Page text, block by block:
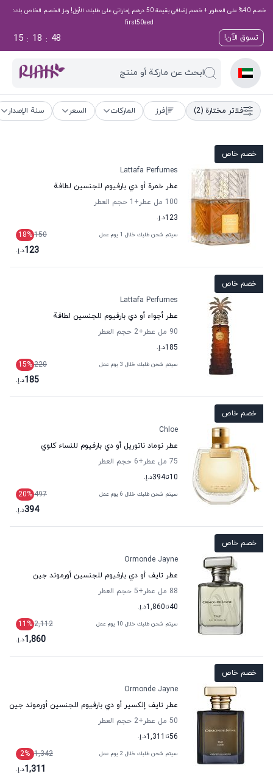
خصم 40% على العطور + خصم إضافي بقيمة 50 درهم إماراتي على طلبك الأول! رمز الخصم الخاص بك:
first50aed
تسوق الآن! 47
:
18
:
15
ابحث عن ماركة أو منتج
فلاتر مختارة (2) فرز الماركات السعر سنة الإصدار
خصم خاص
Lattafa Perfumes
عطر خمرة أو دي بارفيوم للجنسين لطافة
100 مل عطر
+1
حجم العطر
123د.إ.
سيتم شحن طلبك خلال 1 يوم عمل 150
18%
123د.إ.
خصم خاص
Lattafa Perfumes
عطر أجواء أو دي بارفيوم للجنسين لطافة
90 مل عطر
+2
حجم العطر
185د.إ.
سيتم شحن طلبك خلال 3 يوم عمل 220
15%
185د.إ.
خصم خاص
Chloe
عطر نوماد ناتوريل أو دي بارفيوم للنساء كلوي
75 مل عطر
+6
حجم العطر
10تا394د.إ.
سيتم شحن طلبك خلال 6 يوم عمل 497
20%
394د.إ.
خصم خاص
Ormonde Jayne
عطر تايف أو دي بارفيوم للجنسين أورموند جين
88 مل عطر
+5
حجم العطر
40تا1,860د.إ.
سيتم شحن طلبك خلال 10 يوم عمل 2,112
11 %
1,860د.إ.
خصم خاص
Ormonde Jayne
عطر تايف إلكسير أو دي بارفيوم للجنسين أورموند جين
50 مل عطر
+2
حجم العطر
56تا 1,311د.إ.
سيتم شحن طلبك خلال 2 يوم عمل 1,342
2%
1,311د.إ.